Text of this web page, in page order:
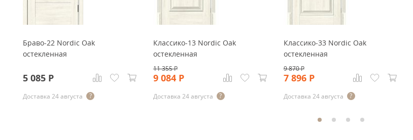
Браво-22 Nordic Oak
остекленная
5 085 Р
Доставка 24 августа
Классико-13 Nordic Oak
остекленная
11 355Р
9 084Р
Доставка 24 августа
Классико-33 Nordic Oak
остекленная
9 870Р
7 896Р
Доставка 24 августа